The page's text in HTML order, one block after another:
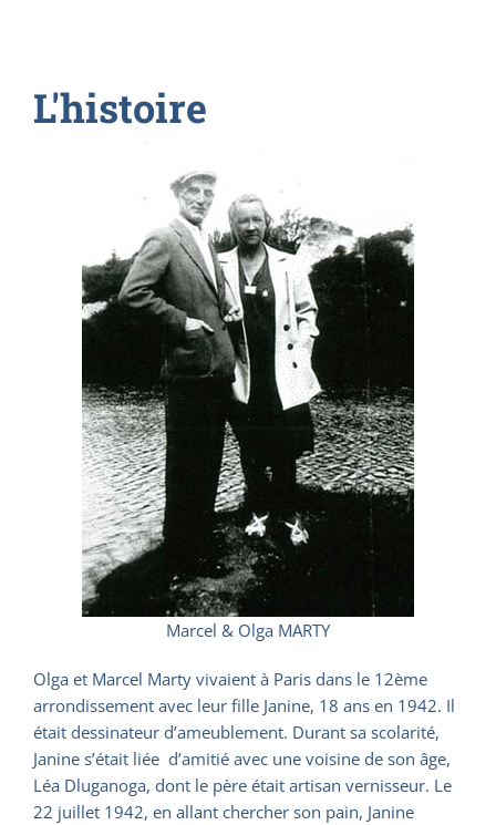
L'histoire
Marcel & Olga MARTY
Olga et Marcel Marty vivaient à Paris dans le 12ème
arrondissement avec leur fille Janine, 18 ans en 1942. Il
était dessinateur d’ameublement. Durant sa scolarité,
Janine s’était liée d’amitié avec une voisine de son âge,
Léa Dluganoga, dont le père était artisan vernisseur. Le
22 juillet 1942, en allant chercher son pain, Janine